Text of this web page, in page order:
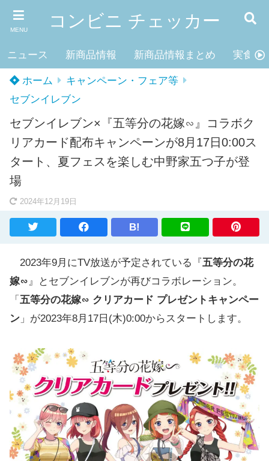
MENU コンビニ チェッカー
ニュース 新商品情報 新商品情報まとめ 実食レ
ホーム
キャンペーン・フェア等
セブンイレブン
セブンイレブン×『五等分の花嫁∽』コラボク
リアカード配布キャンペーンが8月17日0:00ス
タート、夏フェスを楽しむ中野家五つ子が登
場
2024年12月19日
B!
2023年9月にTV放送が予定されている『五等分の花
嫁∽』とセブンイレブンが再びコラボレーション。
「 五等分の花嫁∽ クリアカード プレゼントキャンペー
ン 」が2023年8月17日(木)0:00からスタートします。